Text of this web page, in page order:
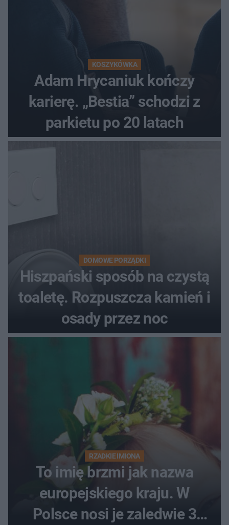
KOSZYKÓWKA
Adam Hrycaniuk kończy
karierę. „Bestia” schodzi z
parkietu po 20 latach
DOMOWE PORZĄDKI
Hiszpański sposób na czystą
toaletę. Rozpuszcza kamień i
osady przez noc
RZADKIE IMIONA
To imię brzmi jak nazwa
europejskiego kraju. W
Polsce nosi je zaledwie 3